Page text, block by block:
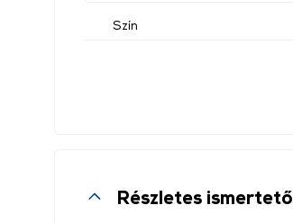
Szín
Részletes ismertető